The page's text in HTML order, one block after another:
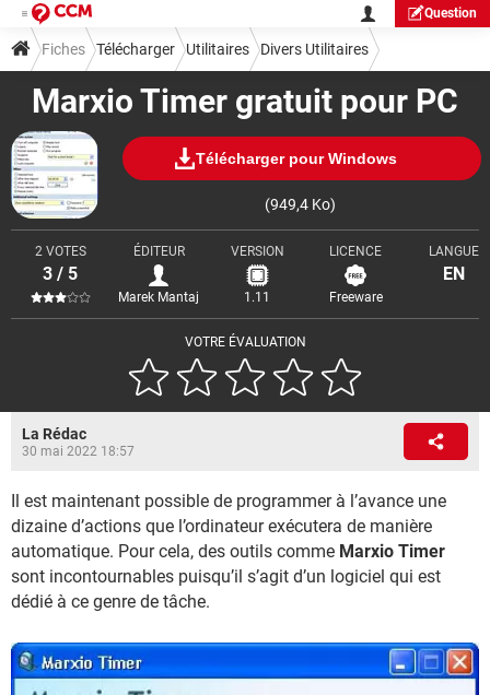
Question
Marxio Timer gratuit pour PC
Télécharger pour Windows
(949,4 Ko)
VOTRE ÉVALUATION
2 VOTES
3 / 5
ÉDITEUR
Marek Mantaj
VERSION
1.11
LICENCE
Freeware
LANGUE
EN
Fiches Télécharger Utilitaires Divers Utilitaires
La Rédac
30 mai 2022 18:57
Il est maintenant possible de programmer à l’avance une
dizaine d’actions que l’ordinateur exécutera de manière
automatique. Pour cela, des outils comme Marxio Timer
sont incontournables puisqu’il s’agit d’un logiciel qui est
dédié à ce genre de tâche.